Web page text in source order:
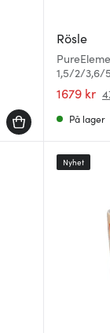
Rösle
1,5/2/3,6/
1679 kr
På lager
Nyhet